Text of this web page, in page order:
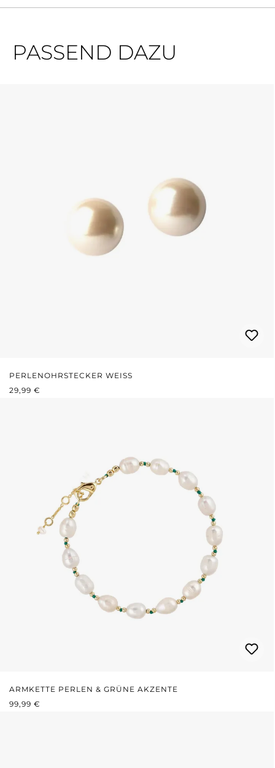
PASSEND DAZU
PERLENOHRSTECKER WEISS
REGULÄRER PREIS:
29,99 €
ARMKETTE PERLEN & GRÜNE AKZENTE
REGULÄRER PREIS:
99,99 €